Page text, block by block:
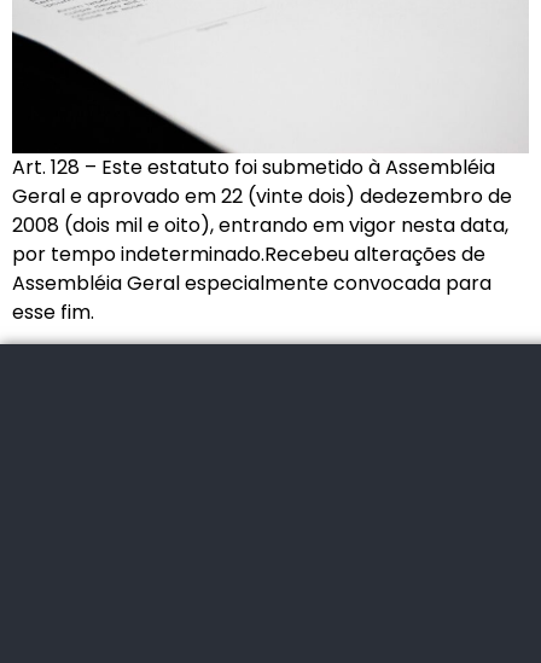
Art. 128 – Este estatuto foi submetido à Assembléia
Geral e aprovado em 22 (vinte dois) dedezembro de
2008 (dois mil e oito), entrando em vigor nesta data,
por tempo indeterminado.Recebeu alterações de
Assembléia Geral especialmente convocada para
esse fim.